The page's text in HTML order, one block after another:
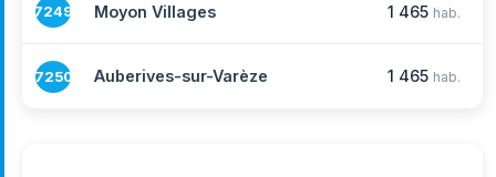
7249 Moyon Villages 1 465 hab.
7250 Auberives-sur-Varèze 1 465 hab.